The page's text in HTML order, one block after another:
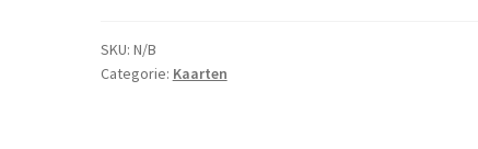
SKU: N/B
Categorie: Kaarten